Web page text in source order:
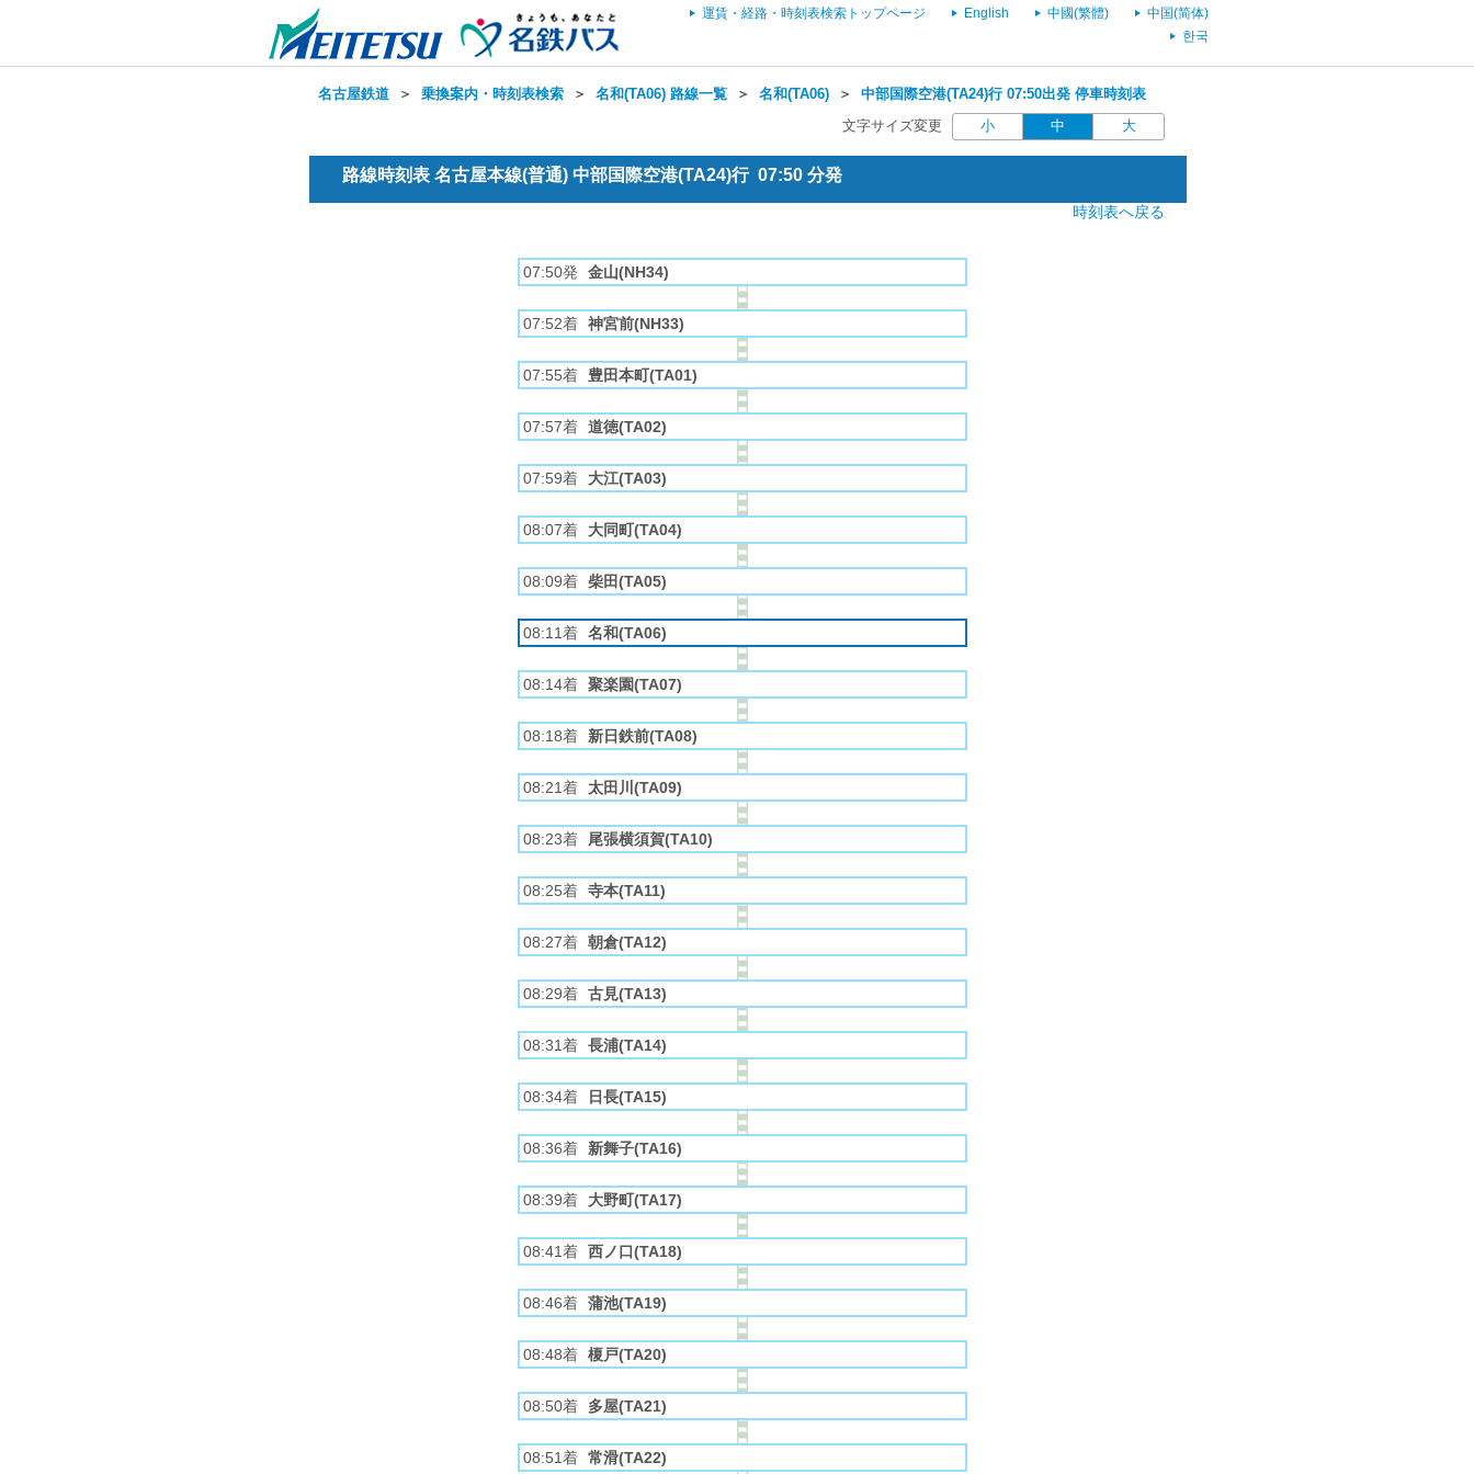
運賃・経路・時刻表検索トップページ English 中國(繁體)
中国(简体)
한국
名古屋鉄道 ＞ 乗換案内・時刻表検索 ＞ 名和(TA06) 路線一覧 ＞ 名和(TA06) ＞ 中部国際空港(TA24)行 07:50出発 停車時刻表
文字サイズ変更 小 中 大
路線時刻表 名古屋本線(普通) 中部国際空港(TA24)行 07:50 分発
時刻表へ戻る
07:50発 金山(NH34)
07:52着 神宮前(NH33)
07:55着 豊田本町(TA01)
07:57着 道徳(TA02)
07:59着 大江(TA03)
08:07着 大同町(TA04)
08:09着 柴田(TA05)
08:11着 名和(TA06)
08:14着 聚楽園(TA07)
08:18着 新日鉄前(TA08)
08:21着 太田川(TA09)
08:23着 尾張横須賀(TA10)
08:25着 寺本(TA11)
08:27着 朝倉(TA12)
08:29着 古見(TA13)
08:31着 長浦(TA14)
08:34着 日長(TA15)
08:36着 新舞子(TA16)
08:39着 大野町(TA17)
08:41着 西ノ口(TA18)
08:46着 蒲池(TA19)
08:48着 榎戸(TA20)
08:50着 多屋(TA21)
08:51着 常滑(TA22)